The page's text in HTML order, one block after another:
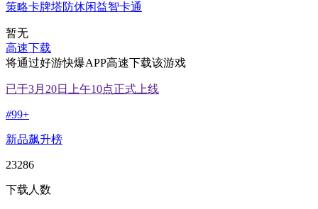
策略卡牌塔防休闲益智卡通
暂无
高速下载
将通过好游快爆APP高速下载该游戏
已于3月20日上午10点正式上线
#99+
新品飙升榜
23286
下载人数